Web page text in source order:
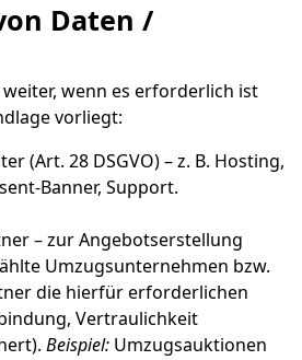
Daten /
wenn es erforderlich ist
vorliegt:
(Art. 28 DSGVO) – z. B. Hosting,
Banner, Support.
– zur Angebotserstellung
Umzugsunternehmen bzw.
die hierfür erforderlichen
Vertraulichkeit
Beispiel: Umzugsauktionen